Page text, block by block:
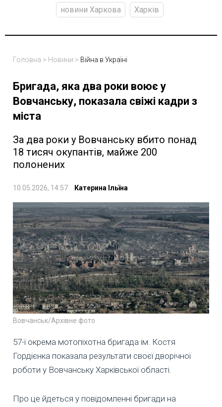
новини Харкова
Харків
Головна > Новини > Війна в Україні
Бригада, яка два роки воює у
Вовчанську, показала свіжі кадри з
міста
За два роки у Вовчанську вбито понад
18 тисяч окупантів, майже 200
полонених
10.05.2026, 14:57 Катерина Ільїна
Вовчанськ/Архівне фото
57-ї окрема мотопіхотна бригада ім. Костя
Гордієнка показала результати своєї дворічної
роботи у Вовчанську Харківської області.
Про це йдеться у повідомленні бригади на